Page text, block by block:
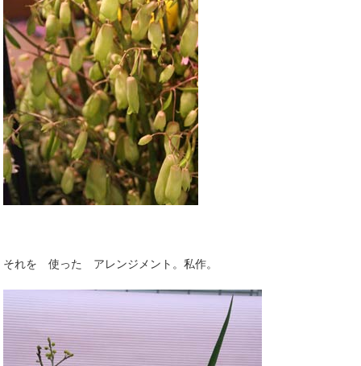
それを 使った アレンジメント。私作。